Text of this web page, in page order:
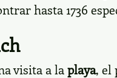
hasta 1736
visita a laplaya, el